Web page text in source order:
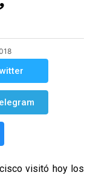
visitó hoy los